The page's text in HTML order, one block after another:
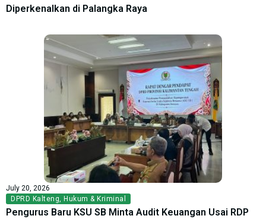
Diperkenalkan di Palangka Raya
July 20, 2026
DPRD Kalteng, Hukum & Kriminal
Pengurus Baru KSU SB Minta Audit Keuangan Usai RDP